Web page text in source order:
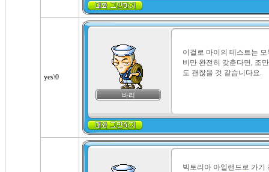
yes\0
바리
이걸로 마이의 테스트는
비만 완전히 갖춘다면, 조
도 괜찮을 것 같습니다요.
빅토리아 아일랜드로 가기